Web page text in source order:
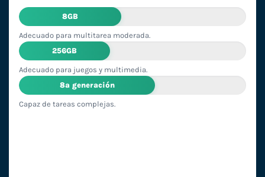
8GB
Adecuado para multitarea moderada.
256GB
Adecuado para juegos y multimedia.
8ª generación
Capaz de tareas complejas.